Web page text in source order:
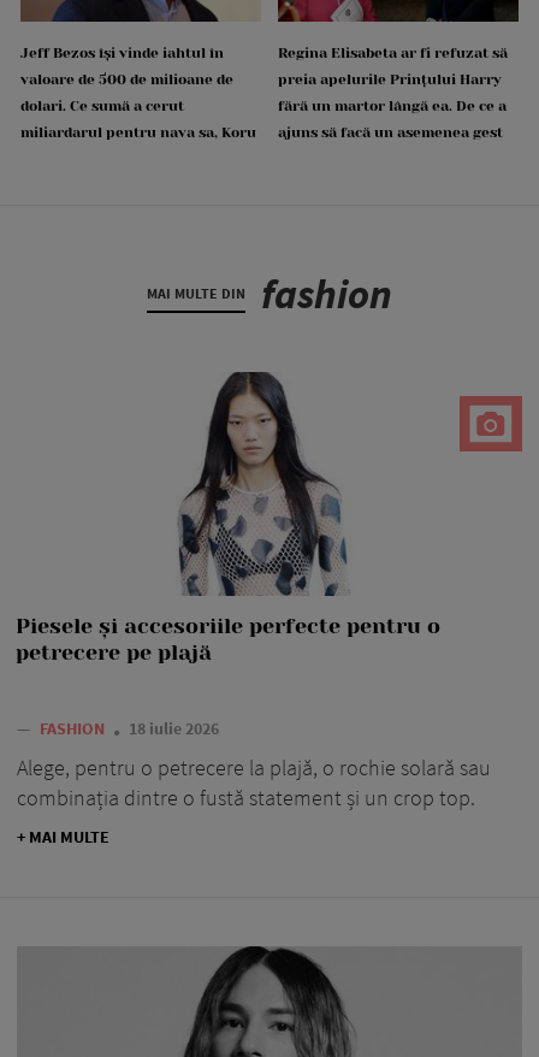
Jeff Bezos își vinde iahtul în
valoare de 500 de milioane de
dolari. Ce sumă a cerut
miliardarul pentru nava sa, Koru
Regina Elisabeta ar fi refuzat să
preia apelurile Prințului Harry
fără un martor lângă ea. De ce a
ajuns să facă un asemenea gest
MAI MULTE DIN fashion
Piesele și accesoriile perfecte pentru o
petrecere pe plajă
— FASHION 18 iulie 2026
Alege, pentru o petrecere la plajă, o rochie solară sau
combinația dintre o fustă statement și un crop top.
+ MAI MULTE